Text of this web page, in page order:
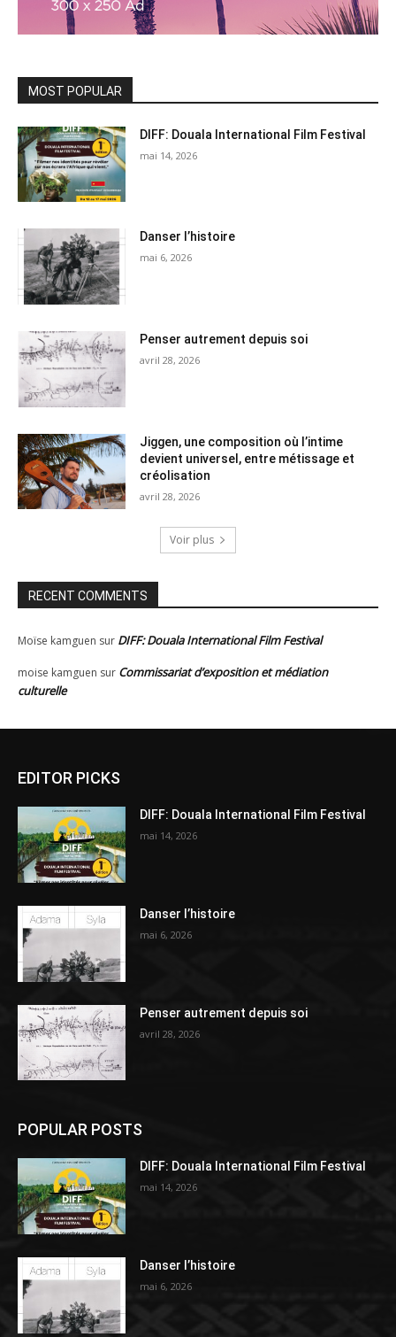
MOST POPULAR
DIFF: Douala International Film Festival
mai 14, 2026
Danser l’histoire
mai 6, 2026
Penser autrement depuis soi
avril 28, 2026
Jiggen, une composition où l’intime
devient universel, entre métissage et
créolisation
avril 28, 2026
Voir plus
RECENT COMMENTS
Moïse kamguen sur DIFF: Douala International Film Festival
moise kamguen sur Commissariat d’exposition et médiation
culturelle
EDITOR PICKS
DIFF: Douala International Film Festival
mai 14, 2026
Danser l’histoire
mai 6, 2026
Penser autrement depuis soi
avril 28, 2026
POPULAR POSTS
DIFF: Douala International Film Festival
mai 14, 2026
Danser l’histoire
mai 6, 2026